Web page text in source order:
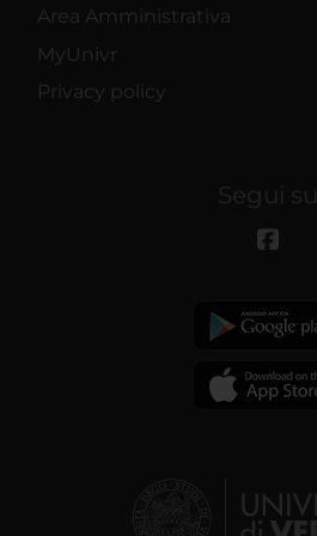
Area Amministrativa
MyUnivr
Privacy policy
Segui su